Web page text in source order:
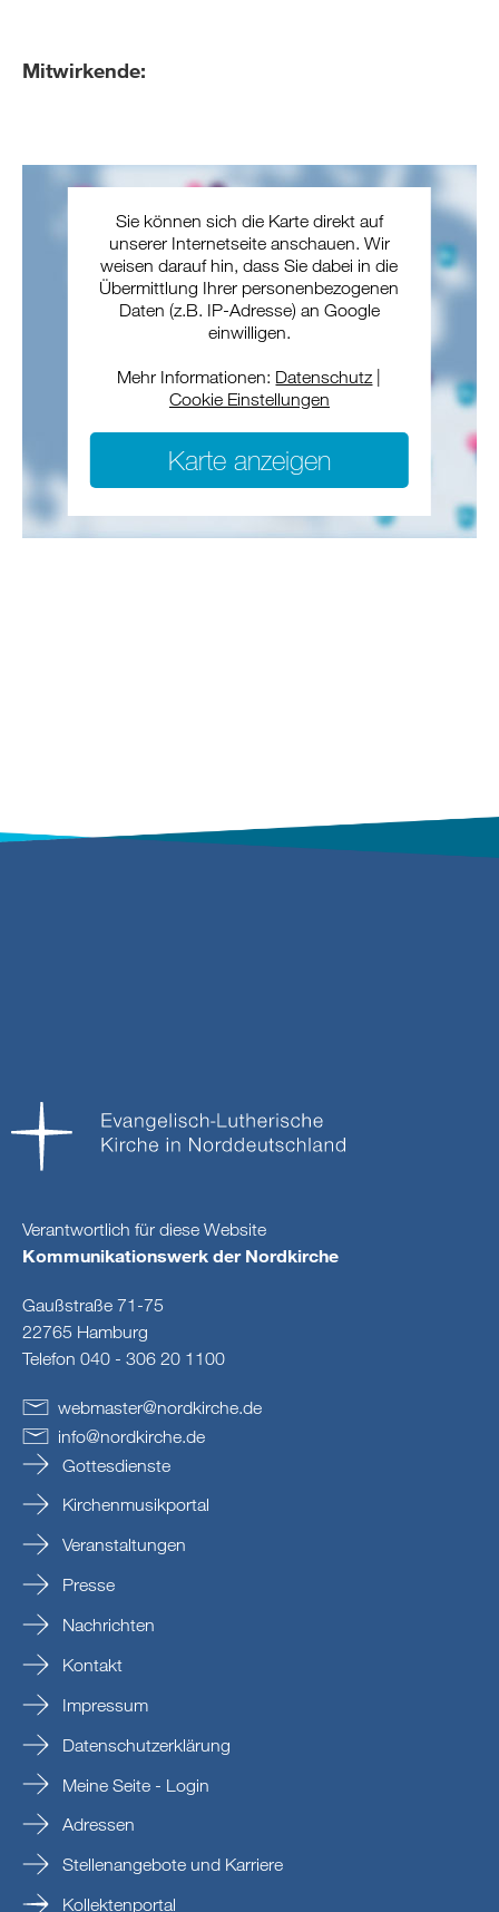
Mitwirkende:
Sie können sich die Karte direkt auf
unserer Internetseite anschauen. Wir
weisen darauf hin, dass Sie dabei in die
Übermittlung Ihrer personenbezogenen
Daten (z.B. IP-Adresse) an Google
einwilligen.
Mehr Informationen: Datenschutz
Cookie Einstellungen
Karte anzeigen
Verantwortlich für diese Website
Kommunikationswerk der Nordkirche
Gaußstraße 71-75
22765 Hamburg
Telefon 040 - 306 20 1100
webmaster@nordkirche.de
info@nordkirche.de
Gottesdienste
Kirchenmusikportal
Veranstaltungen
Presse
Nachrichten
Kontakt
Impressum
Datenschutzerklärung
Meine Seite - Login
Adressen
Stellenangebote und Karriere
Kollektenportal